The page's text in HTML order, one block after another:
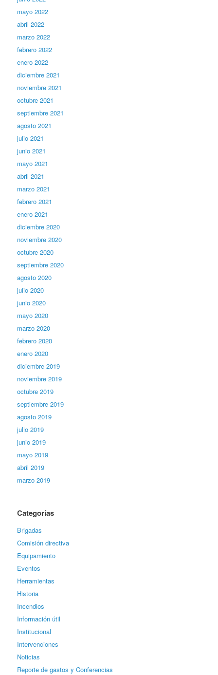
mayo 2022
abril 2022
marzo 2022
febrero 2022
enero 2022
diciembre 2021
noviembre 2021
octubre 2021
septiembre 2021
agosto 2021
julio 2021
junio 2021
mayo 2021
abril 2021
marzo 2021
febrero 2021
enero 2021
diciembre 2020
noviembre 2020
octubre 2020
septiembre 2020
agosto 2020
julio 2020
junio 2020
mayo 2020
marzo 2020
febrero 2020
enero 2020
diciembre 2019
noviembre 2019
octubre 2019
septiembre 2019
agosto 2019
julio 2019
junio 2019
mayo 2019
abril 2019
marzo 2019
Categorías
Brigadas
Comisión directiva
Equipamiento
Eventos
Herramientas
Historia
Incendios
Información útil
Institucional
Intervenciones
Noticias
Reporte de gastos y Conferencias